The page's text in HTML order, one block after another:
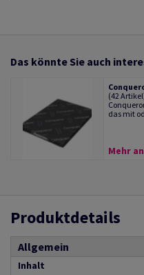
Das könnte Sie auch
(42
das mit
Mehr
Produktdetails
Allgemein
Inhalt